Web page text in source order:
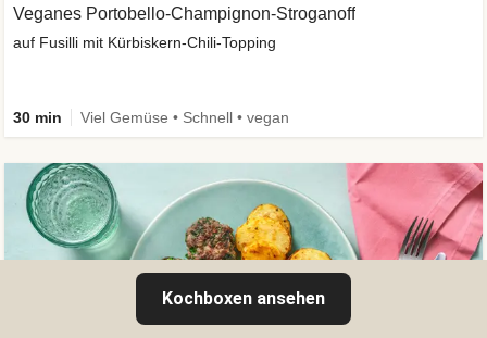
Veganes Portobello-Champignon-Stroganoff
auf Fusilli mit Kürbiskern-Chili-Topping
30 min Viel Gemüse • Schnell • vegan
Kochboxen ansehen